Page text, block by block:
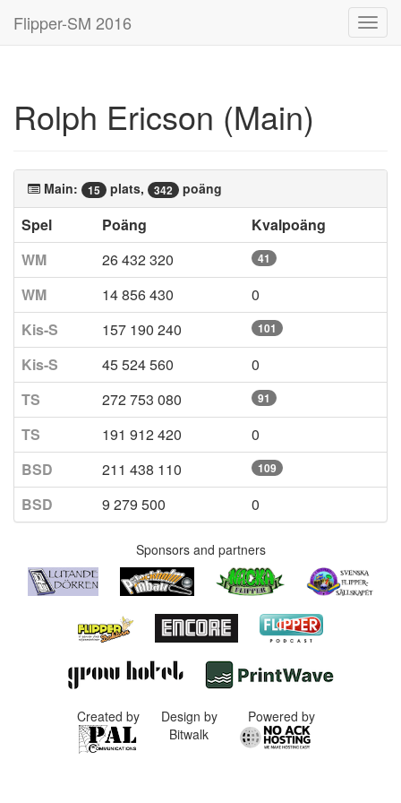
Flipper-SM 2016
Rolph Ericson (Main)
Main: 15 plats, 342 poäng
Spel Poäng
Kvalpoäng
WM
26 432 320 41
WM 14 856 430
0
Kis-S
157 190 240 101
Kis-S 45 524 560
0
TS
272 753 080 91
TS 191 912 420
0
BSD
211 438 110 109
BSD 9 279 500 0
Sponsors and partners
Created by
Design by
Bitwalk
Powered by